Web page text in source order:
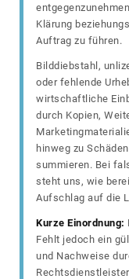
Klärung
Auftrag zu führen.
Bilddiebstahl,
oder fehlende
wirtschaftliche
durch Kopien,
hinweg zu
summieren. Bei
steht uns, wie
Aufschlag auf die
Kurze Einordnung:
Fehlt jedoch ein
und Nachweise